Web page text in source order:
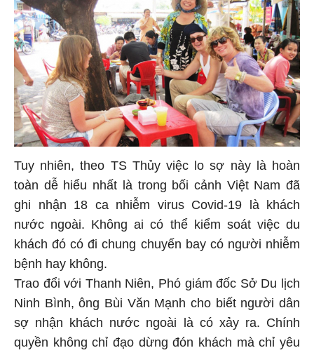
Tuy nhiên, theo TS Thủy việc lo sợ này là hoàn
toàn dễ hiểu nhất là trong bối cảnh Việt Nam đã
ghi nhận 18 ca nhiễm virus Covid-19 là khách
nước ngoài. Không ai có thể kiểm soát việc du
khách đó có đi chung chuyến bay có người nhiễm
bệnh hay không.
Trao đổi với Thanh Niên, Phó giám đốc Sở Du lịch
Ninh Bình, ông Bùi Văn Mạnh cho biết người dân
sợ nhận khách nước ngoài là có xảy ra. Chính
quyền không chỉ đạo dừng đón khách mà chỉ yêu